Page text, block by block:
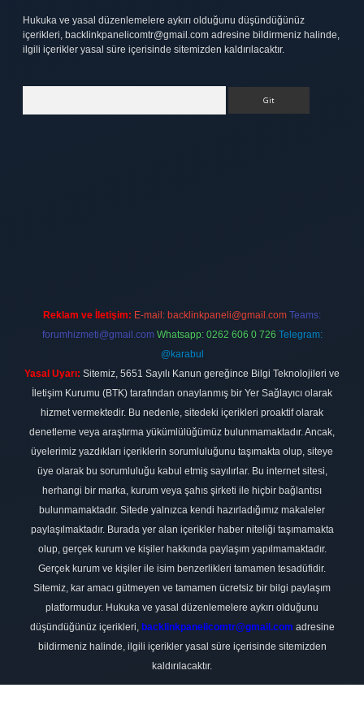
Hukuka ve yasal düzenlemelere aykırı olduğunu düşündüğünüz
içerikleri, backlinkpanelicomtr@gmail.com adresine bildirmeniz halinde,
ilgili içerikler yasal süre içerisinde sitemizden kaldırılacaktır.
Reklam ve İletişim: E-mail: backlinkpaneli@gmail.com Teams:
forumhizmeti@gmail.com Whatsapp: 0262 606 0 726 Telegram:
@karabul
Yasal Uyarı: Sitemiz, 5651 Sayılı Kanun gereğince Bilgi Teknolojileri ve
İletişim Kurumu (BTK) tarafından onaylanmış bir Yer Sağlayıcı olarak
hizmet vermektedir. Bu nedenle, sitedeki içerikleri proaktif olarak
denetleme veya araştırma yükümlülüğümüz bulunmamaktadır. Ancak,
üyelerimiz yazdıkları içeriklerin sorumluluğunu taşımakta olup, siteye
üye olarak bu sorumluluğu kabul etmiş sayılırlar. Bu internet sitesi,
herhangi bir marka, kurum veya şahıs şirketi ile hiçbir bağlantısı
bulunmamaktadır. Sitede yalnızca kendi hazırladığımız makaleler
paylaşılmaktadır. Burada yer alan içerikler haber niteliği taşımamakta
olup, gerçek kurum ve kişiler hakkında paylaşım yapılmamaktadır.
Gerçek kurum ve kişiler ile isim benzerlikleri tamamen tesadüfidir.
Sitemiz, kar amacı gütmeyen ve tamamen ücretsiz bir bilgi paylaşım
platformudur. Hukuka ve yasal düzenlemelere aykırı olduğunu
düşündüğünüz içerikleri, backlinkpanelicomtr@gmail.com adresine
bildirmeniz halinde, ilgili içerikler yasal süre içerisinde sitemizden
kaldırılacaktır.